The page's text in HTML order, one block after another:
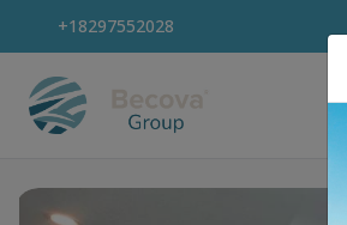
+18297552028